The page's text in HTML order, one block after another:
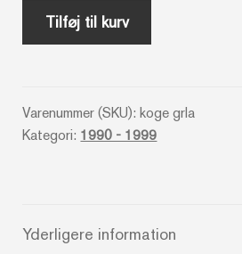
Grønland
myter
–
Pernille
Tilføj til kurv
Varenummer (SKU):koge grla
Kategori: 1990 - 1999
Yderligere information